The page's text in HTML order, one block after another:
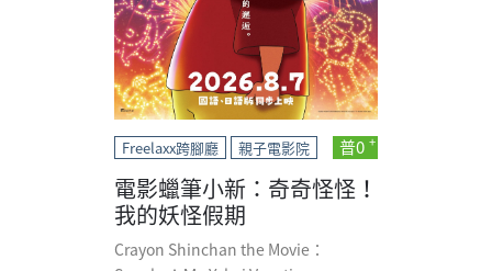
Freelaxx跨腳廳 親子電影院 普0
電影蠟筆小新：奇奇怪怪！
我的妖怪假期
Crayon Shinchan the Movie：